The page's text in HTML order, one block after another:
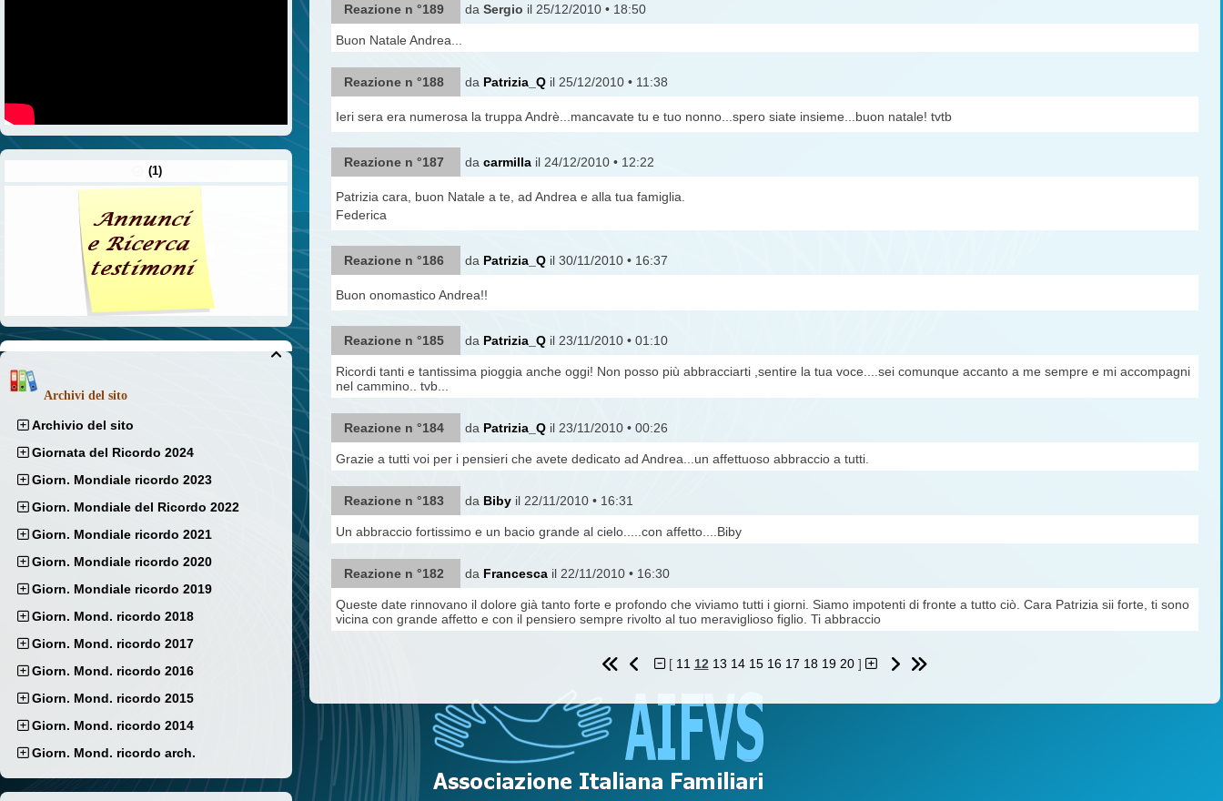
(1)

Archivi del sito
Archivio del sito
Giornata del Ricordo 2024
Giorn. Mondiale ricordo 2023
Giorn. Mondiale del Ricordo 2022
Giorn. Mondiale ricordo 2021
Giorn. Mondiale ricordo 2020
Giorn. Mondiale ricordo 2019
Giorn. Mond. ricordo 2018
Giorn. Mond. ricordo 2017
Giorn. Mond. ricordo 2016
Giorn. Mond. ricordo 2015
Giorn. Mond. ricordo 2014
Giorn. Mond. ricordo arch.
Reazione n °189 da Sergio il 25/12/2010 • 18:50
Buon Natale Andrea...
Reazione n °188 da Patrizia_Q il 25/12/2010 • 11:38
Ieri sera era numerosa la truppa Andrè...mancavate tu e tuo nonno...spero siate insieme...buon natale! tvtb
Reazione n °187 da carmilla il 24/12/2010 • 12:22
Patrizia cara, buon Natale a te, ad Andrea e alla tua famiglia.
Federica
Reazione n °186 da Patrizia_Q il 30/11/2010 • 16:37
Buon onomastico Andrea!!
Reazione n °185 da Patrizia_Q il 23/11/2010 • 01:10
Ricordi tanti e tantissima pioggia anche oggi! Non posso più abbracciarti ,sentire la tua voce....sei comunque accanto a me sempre e mi accompagni
nel cammino.. tvb...
Reazione n °184 da Patrizia_Q il 23/11/2010 • 00:26
Grazie a tutti voi per i pensieri che avete dedicato ad Andrea...un affettuoso abbraccio a tutti.
Reazione n °183 da Biby il 22/11/2010 • 16:31
Un abbraccio fortissimo e un bacio grande al cielo.....con affetto....Biby
Reazione n °182 da Francesca il 22/11/2010 • 16:30
Queste date rinnovano il dolore già tanto forte e profondo che viviamo tutti i giorni. Siamo impotenti di fronte a tutto ciò. Cara Patrizia sii forte, ti sono
vicina con grande affetto e con il pensiero sempre rivolto al tuo meraviglioso figlio. Ti abbraccio
[ 11 12 13 14 15 16 17 18 19 20]